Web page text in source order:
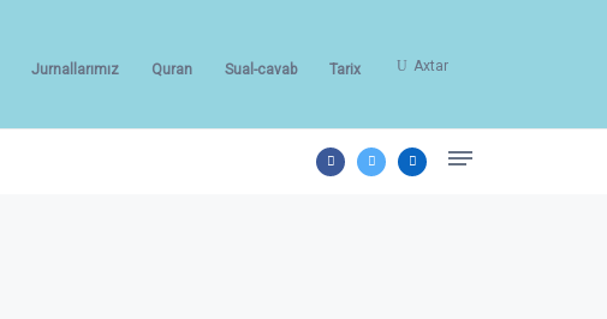
Jurnallarımız Quran Sual-cavab Tarix Axtar